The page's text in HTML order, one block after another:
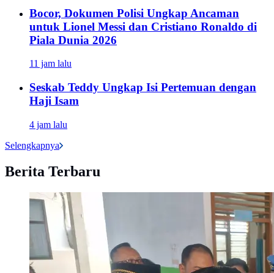
Bocor, Dokumen Polisi Ungkap Ancaman
untuk Lionel Messi dan Cristiano Ronaldo di
Piala Dunia 2026
11 jam lalu
Seskab Teddy Ungkap Isi Pertemuan dengan
Haji Isam
4 jam lalu
Selengkapnya
Berita Terbaru